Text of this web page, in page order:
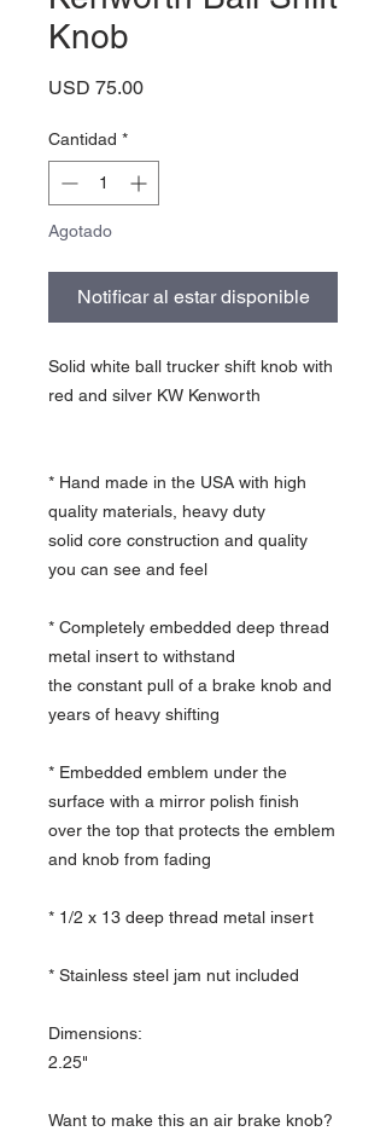
Knob
USD 75.00Precio
Cantidad *
Agotado
Notificar al estar disponible
Solid white ball trucker shift knob with
red and silver KW Kenworth
* Hand made in the USA with high
quality materials, heavy duty
solid core construction and quality
you can see and feel
* Completely embedded deep thread
metal insert to withstand
the constant pull of a brake knob and
years of heavy shifting
* Embedded emblem under the
surface with a mirror polish finish
over the top that protects the emblem
and knob from fading
* 1/2 x 13 deep thread metal insert
* Stainless steel jam nut included
Dimensions:
2.25"
Want to make this an air brake knob?